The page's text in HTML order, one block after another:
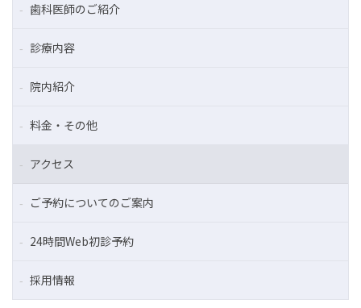
歯科医師のご紹介
診療内容
院内紹介
料金・その他
アクセス
ご予約についてのご案内
24時間Web初診予約
採用情報